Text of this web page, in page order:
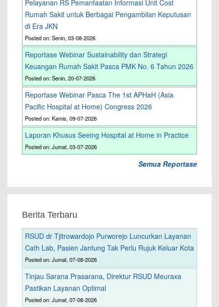
Pelayanan RS Pemanfaatan Informasi Unit Cost
Rumah Sakit untuk Berbagai Pengambilan Keputusan
di Era JKN
Posted on: Senin, 03-08-2026
Reportase Webinar Sustainability dan Strategi
Keuangan Rumah Sakit Pasca PMK No. 6 Tahun 2026
Posted on: Senin, 20-07-2026
Reportase Webinar Pasca The 1st APHaH (Asia
Pacific Hospital at Home) Congress 2026
Posted on: Kamis, 09-07-2026
Laporan Khusus Seeing Hospital at Home in Practice
Posted on: Jumat, 03-07-2026
Semua Reportase
Berita Terbaru
RSUD dr Tjitrowardojo Purworejo Luncurkan Layanan
Cath Lab, Pasien Jantung Tak Perlu Rujuk Keluar Kota
Posted on: Jumat, 07-08-2026
Tinjau Sarana Prasarana, Direktur RSUD Meuraxa
Pastikan Layanan Optimal
Posted on: Jumat, 07-08-2026